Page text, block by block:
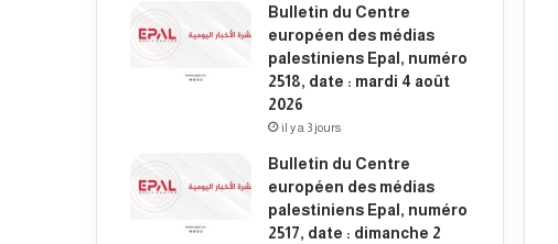
Bulletin du Centre
européen des médias
palestiniens Epal, numéro
2518, date : mardi 4 août
2026
il y a 3 jours
Bulletin du Centre
européen des médias
palestiniens Epal, numéro
2517, date : dimanche 2